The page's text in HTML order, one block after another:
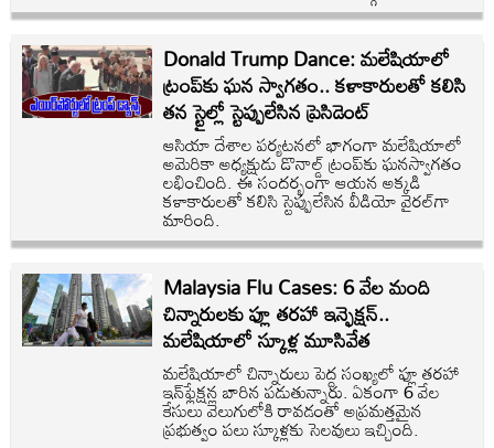
Donald Trump Dance: మలేషియాలో
ట్రంప్‌కు ఘన స్వాగతం.. కళాకారులతో కలిసి
తన స్టైల్లో స్టెప్పులేసిన ప్రెసిడెంట్
ఆసియా దేశాల పర్యటనలో భాగంగా మలేషియాలో
అమెరికా అధ్యక్షుడు డొనాల్డ్ ట్రంప్‌కు ఘనస్వాగతం
లభించింది. ఈ సందర్భంగా ఆయన అక్కడి
కళాకారులతో కలిసి స్టెప్పులేసిన వీడియో వైరల్‌గా
మారింది.
Malaysia Flu Cases: 6 వేల మంది
చిన్నారులకు ఫ్లూ తరహా ఇన్ఫెక్షన్..
మలేషియాలో స్కూళ్ల మూసివేత
మలేషియాలో చిన్నారులు పెద్ద సంఖ్యలో ఫ్లూ తరహా
ఇన్‌ఫ్లేక్షన్ల బారిన పడుతున్నారు. ఏకంగా 6 వేల
కేసులు వెలుగులోకి రావడంతో అప్రమత్తమైన
ప్రభుత్వం పలు స్కూళ్లకు సెలవులు ఇచ్చింది.